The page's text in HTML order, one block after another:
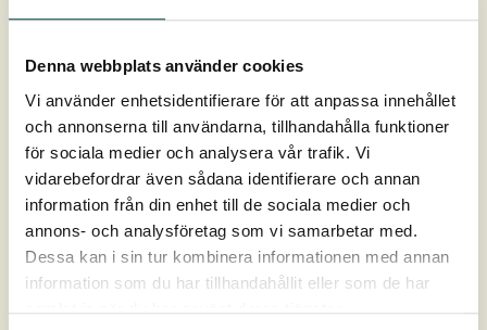
Denna webbplats använder cookies
Vi använder enhetsidentifierare för att anpassa innehållet
och annonserna till användarna, tillhandahålla funktioner
för sociala medier och analysera vår trafik. Vi
vidarebefordrar även sådana identifierare och annan
information från din enhet till de sociala medier och
annons- och analysföretag som vi samarbetar med.
Dessa kan i sin tur kombinera informationen med annan
information som du har tillhandahållit eller som de har
samlat in när du har använt deras tjänster.
Produktdata
Artikelnr 8-12108
Mål 2000 × 50 mm
Materiale Rustfri stål med egetræsliste
Download